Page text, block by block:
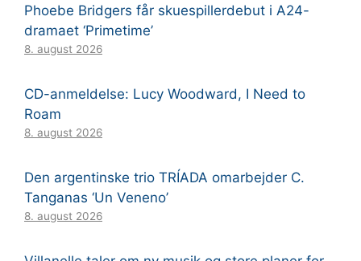
Phoebe Bridgers får skuespillerdebut i A24-
dramaet ‘Primetime’
8. august 2026
CD-anmeldelse: Lucy Woodward, I Need to
Roam
8. august 2026
Den argentinske trio TRÍADA omarbejder C.
Tanganas ‘Un Veneno’
8. august 2026